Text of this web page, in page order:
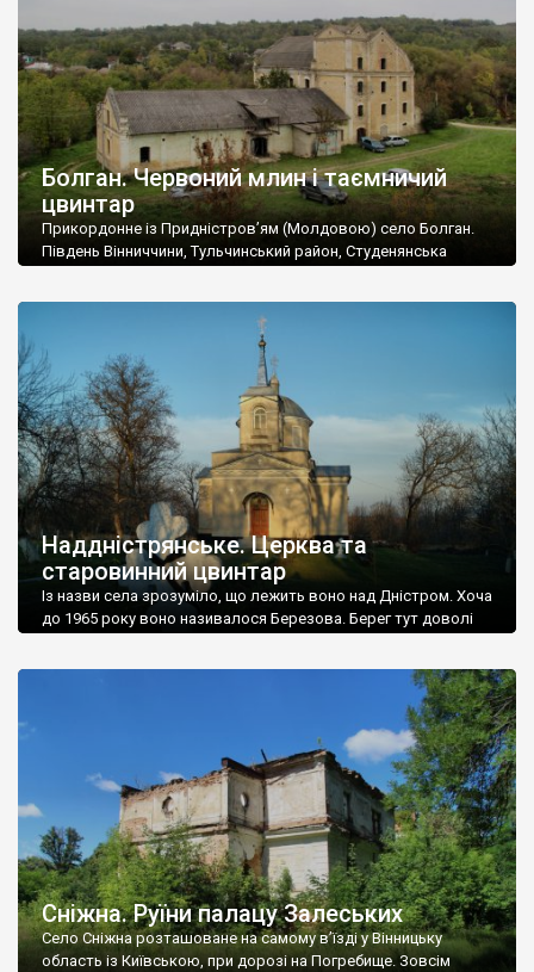
Болган. Червоний млин і таємничий
цвинтар
Прикордонне із Придністров’ям (Молдовою) село Болган.
Південь Вінниччини, Тульчинський район, Студенянська
старовинний цвинтар із кам’яними хрестами. Всі епітафії, які
збереглися, написані кирилицею, церковнослов’янською
мовою. За всіма традиційними ознаками – цвинтар
український. Хрести датуються 19 століттям. У 1924-1940
роках Болган […]
Наддністрянське. Церква та
старовинний цвинтар
Із назви села зрозуміло, що лежить воно над Дністром. Хоча
до 1965 року воно називалося Березова. Берег тут доволі
Наддністрянське відрізняється від більшості навколишніх
сіл. У селі є мурована Михайлівська церква. Точної дати […]
Сніжна. Руїни палацу Залеських
Село Сніжна розташоване на самому в’їзді у Вінницьку
область із Київською, при дорозі на Погребище. Зовсім